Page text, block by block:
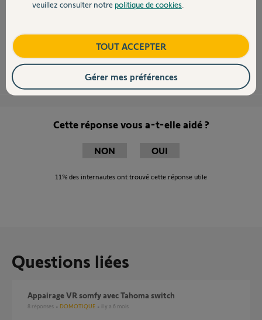
Contact
Les applications développées par Somfy (Tahoma, Somfy Protect,
Anonyme il y a plus de 7 ans
Cette réponse vous a-t-elle aidé ?
NON OUI
11% des internautes ont trouvé cette réponse utile
Questions liées
Appairage VR somfy avec Tahoma switch
8 réponses DOMOTIQUE il y a 6 mois
veuillez consulter notre politique de cookies
TOUT ACCEPTER
Gérer mes préférences